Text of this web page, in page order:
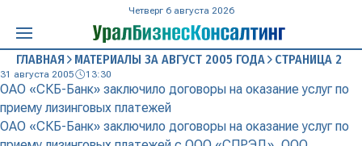
Четверг 6 августа 2026
ГЛАВНАЯ МАТЕРИАЛЫ ЗА АВГУСТ 2005 ГОДА СТРАНИЦА 2
31 августа 2005 13:30
ОАО «СКБ-Банк» заключило договоры на оказание услуг по
приему лизинговых платежей
ОАО «СКБ-Банк» заключило договоры на оказание услуг по